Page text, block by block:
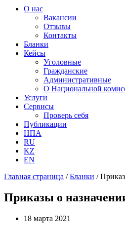
О нас
Вакансии
Отзывы
Контакты
Бланки
Кейсы
Уголовные
Гражданские
Административные
О Национальной
Услуги
Сервисы
Проверь себя
Публикации
НПА
RU
KZ
EN
Главная страница /Бланки /
Приказы о
18 марта 2021